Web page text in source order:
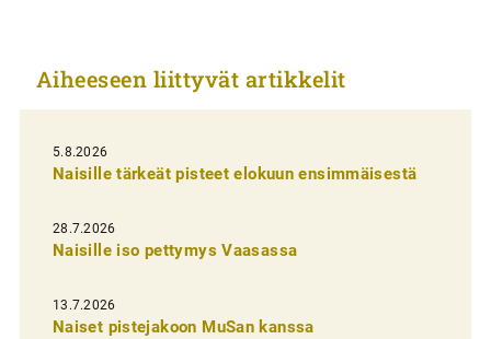
k
e
l
i
e
n
e
Aiheeseen liittyvät artikkelit
5.8.2026
Naisille tärkeät pisteet elokuun ensimmäisestä
28.7.2026
Naisille iso pettymys Vaasassa
13.7.2026
Naiset pistejakoon MuSan kanssa